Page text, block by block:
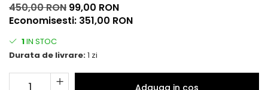
450,00 RON 99,00 RON
Economisesti: 351,00 RON
1IN STOC
Durata de livrare:1 zi
Adauga in cos